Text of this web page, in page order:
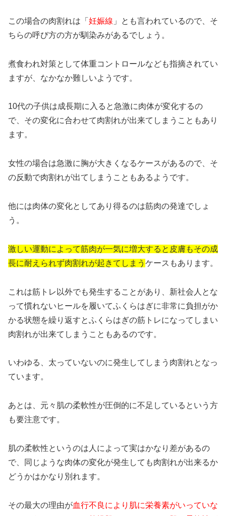
この場合の肉割れは「 妊娠線 」とも言われているので、そ
ちらの呼び方の方が馴染みがあるでしょう。
煮食われ対策として体重コントロールなども指摘されてい
ますが、なかなか難しいようです。
10代の子供は成長期に入ると急激に肉体が変化するの
で、その変化に合わせて肉割れが出来てしまうこともあり
ます。
女性の場合は急激に胸が大きくなるケースがあるので、そ
の反動で肉割れが出てしまうこともあるようです。
他には肉体の変化としてあり得るのは筋肉の発達でしょ
う。
激しい運動によって筋肉が一気に増大すると皮膚もその成
長に耐えられず肉割れが起きてしまう ケースもあります。
これは筋トレ以外でも発生することがあり、新社会人とな
って慣れないヒールを履いてふくらはぎに非常に負担がか
かる状態を繰り返すとふくらはぎの筋トレになってしまい
肉割れが出来てしまうこともあるのです。
いわゆる、太っていないのに発生してしまう肉割れとなっ
ています。
あとは、元々肌の柔軟性が圧倒的に不足しているという方
も要注意です。
肌の柔軟性というのは人によって実はかなり差があるの
で、同じような肉体の変化が発生しても肉割れが出来るか
どうかはかなり別れます。
その最大の理由が血行不良により肌に栄養素がいっていな